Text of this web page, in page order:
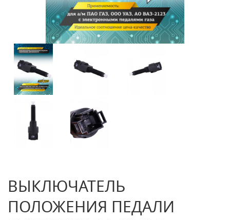
ВЫКЛЮЧАТЕЛЬ
ПОЛОЖЕНИЯ ПЕДАЛИ